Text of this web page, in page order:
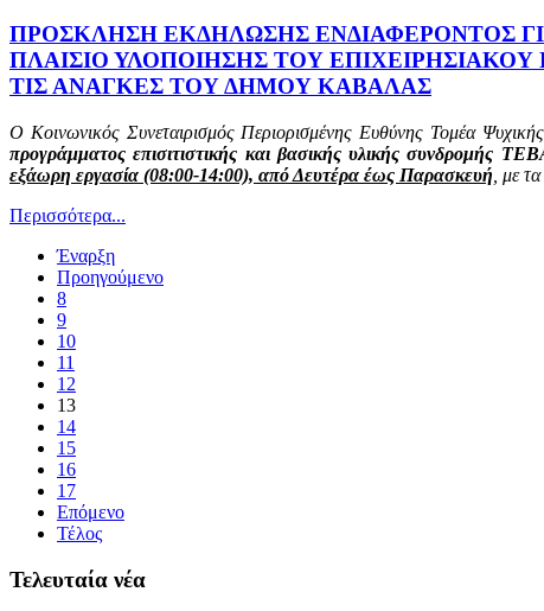
ΠΡΟΣΚΛΗΣΗ ΕΚΔΗΛΩΣΗΣ ΕΝΔΙΑΦΕΡΟΝΤΟΣ
ΠΛΑΙΣΙΟ ΥΛΟΠΟΙΗΣΗΣ ΤΟΥ ΕΠΙΧΕΙΡΗΣΙΑΚΟΥ
ΤΙΣ ΑΝΑΓΚΕΣ ΤΟΥ ΔΗΜΟΥ ΚΑΒΑΛΑΣ
Ο Κοινωνικός Συνεταιρισμός Περιορισμένης Ευθύνης Τομέα
προγράμματος επισιτιστικής και βασικής υλικής συνδρομής
εξάωρη εργασία (08:00-14:00), από Δευτέρα έως Παρασκευή , με
Περισσότερα...
Έναρξη
Προηγούμενο
8
9
10
11
12
13
14
15
16
17
Επόμενο
Τέλος
Τελευταία νέα